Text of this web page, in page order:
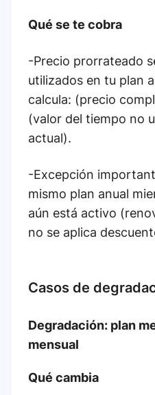
Qué se te cobra
-Precio prorrateado
utilizados en tu plan
calcula: (precio
(valor del tiempo no
actual).
-Excepción
mismo plan anual
aún está activo
no se aplica
Casos de
Degradación: plan
mensual
Qué cambia